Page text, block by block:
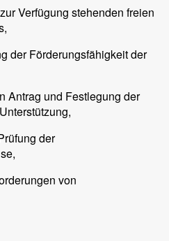
Verfügung stehenden freien
der Förderungsfähigkeit der
Antrag und Festlegung der
der
von